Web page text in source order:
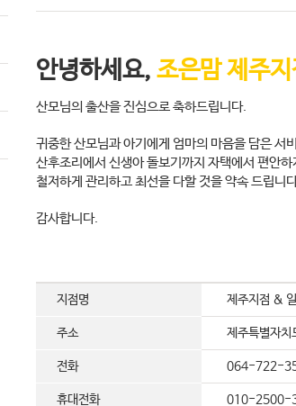
안녕하세요, 조은맘 제주
산모님의 출산을 진심으로 축하드립니다.
귀중한 산모님과 아기에게 엄마의 마음을 담은 서
산후조리에서 신생아 돌보기까지 자택에서 편안
철저하게 관리하고 최선을 다할 것을 약속 드립니
감사합니다.
지점명 제주지점 &
주소 제주특별자
전화 064-722-
휴대전화 010-2500-